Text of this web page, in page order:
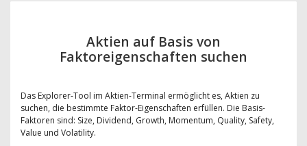
Aktien auf Basis von
Faktoreigenschaften suchen
Das Explorer-Tool im Aktien-Terminal ermöglicht es, Aktien zu
suchen, die bestimmte Faktor-Eigenschaften erfüllen. Die Basis-
Faktoren sind: Size, Dividend, Growth, Momentum, Quality, Safety,
Value und Volatility.